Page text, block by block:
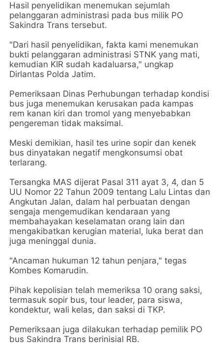
Hasil penyelidikan menemukan sejumlah
pelanggaran administrasi pada bus milik PO
Sakindra Trans tersebut.
"Dari hasil penyelidikan, fakta kami menemukan
bukti pelanggaran administrasi STNK yang mati,
kemudian KIR sudah kadaluarsa," ungkap
Dirlantas Polda Jatim.
Pemeriksaan Dinas Perhubungan terhadap kondisi
bus juga menemukan kerusakan pada kampas
rem kanan kiri dan tromol yang menyebabkan
pengereman tidak maksimal.
Meski demikian, hasil tes urine sopir dan kenek
bus dinyatakan negatif mengkonsumsi obat
terlarang.
Tersangka MAS dijerat Pasal 311 ayat 3, 4, dan 5
UU Nomor 22 Tahun 2009 tentang Lalu Lintas dan
Angkutan Jalan, dalam hal perbuatan dengan
sengaja mengemudikan kendaraan yang
membahayakan keselamatan orang lain dan
mengakibatkan kerugian material, luka berat dan
juga meninggal dunia.
"Ancaman hukuman 12 tahun penjara," tegas
Kombes Komarudin.
Pihak kepolisian telah memeriksa 10 orang saksi,
termasuk sopir bus, tour leader, para siswa,
kondektur, wali kelas, dan saksi di TKP.
Pemeriksaan juga dilakukan terhadap pemilik PO
bus Sakindra Trans berinisial RB.